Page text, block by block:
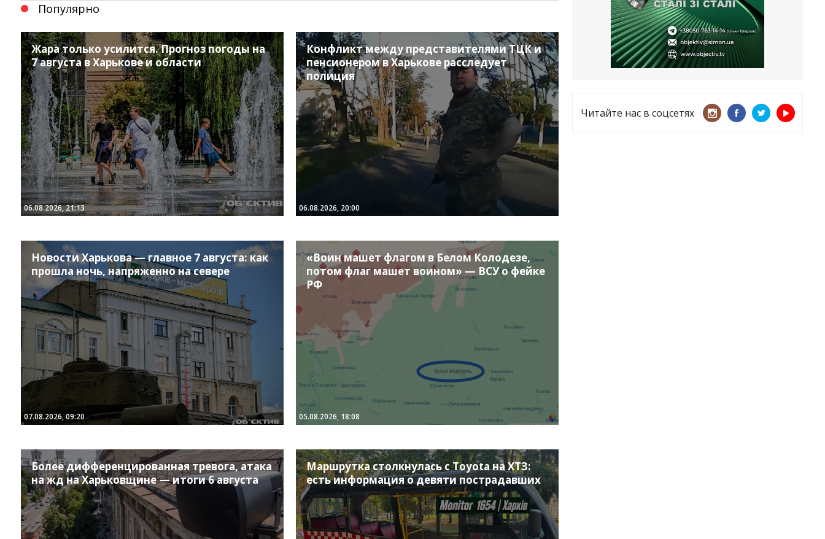
Популярно
Жара только усилится. Прогноз погоды на
7 августа в Харькове и области
06.08.2026, 21:13
Конфликт между представителями ТЦК и
пенсионером в Харькове расследует
полиция
06.08.2026, 20:00
Новости Харькова — главное 7 августа: как
прошла ночь, напряженно на севере
07.08.2026, 09:20
«Воин машет флагом в Белом Колодезе,
потом флаг машет воином» — ВСУ о фейке
РФ
05.08.2026, 18:08
Более дифференцированная тревога, атака
на жд на Харьковщине — итоги 6 августа
Маршрутка столкнулась с Toyota на ХТЗ:
есть информация о девяти пострадавших
«ТЦК нарушает закон? Пусть
платят!» Как благодаря штрафу
женщину сняли с учета
15.05.2026
Читайте нас в соцсетях
InstagramFacebook
TwitterYoutube